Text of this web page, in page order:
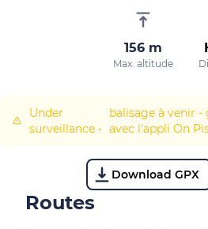
156 m
Max. altitude
Under
surveillance •
balisage à venir
avec l'appli On
Download GPX
Routes